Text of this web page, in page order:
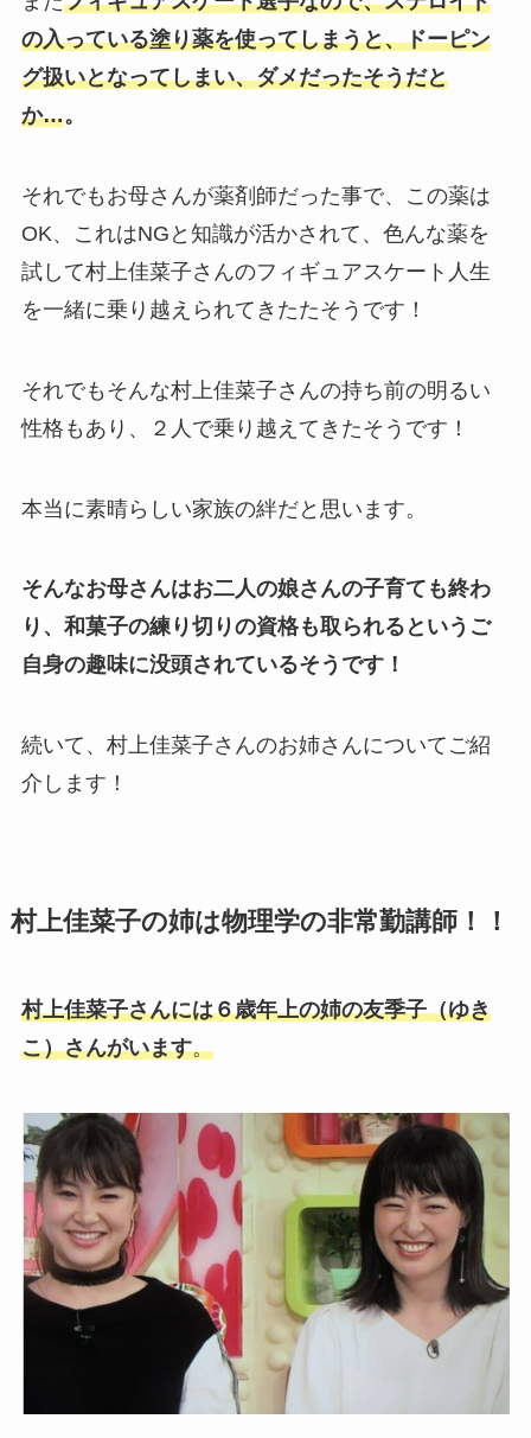
の入っている塗り薬を使ってしまうと、ドーピン
グ扱いとなってしまい、ダメだったそうだと
か…。
それでもお母さんが薬剤師だった事で、この薬は
OK、これはNGと知識が活かされて、色んな薬を
試して村上佳菜子さんのフィギュアスケート人生
を一緒に乗り越えられてきたたそうです！
それでもそんな村上佳菜子さんの持ち前の明るい
性格もあり、２人で乗り越えてきたそうです！
本当に素晴らしい家族の絆だと思います。
そんなお母さんはお二人の娘さんの子育ても終わ
り、和菓子の練り切りの資格も取られるというご
自身の趣味に没頭されているそうです！
続いて、村上佳菜子さんのお姉さんについてご紹
介します！
村上佳菜子の姉は物理学の非常勤講師！！
村上佳菜子さんには６歳年上の姉の友季子（ゆき
こ）さんがいます。